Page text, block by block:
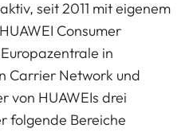
seit 2011 mit eigenem
Consumer
in
Carrier Network und
von HUAWEIs drei
folgende Bereiche